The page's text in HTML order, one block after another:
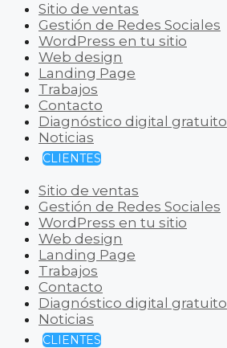
Sitio de ventas
Gestión de Redes Sociales
WordPress en tu sitio
Web design
Landing Page
Trabajos
Contacto
Diagnóstico digital gratuito
Noticias
CLIENTES
Sitio de ventas
Gestión de Redes Sociales
WordPress en tu sitio
Web design
Landing Page
Trabajos
Contacto
Diagnóstico digital gratuito
Noticias
CLIENTES